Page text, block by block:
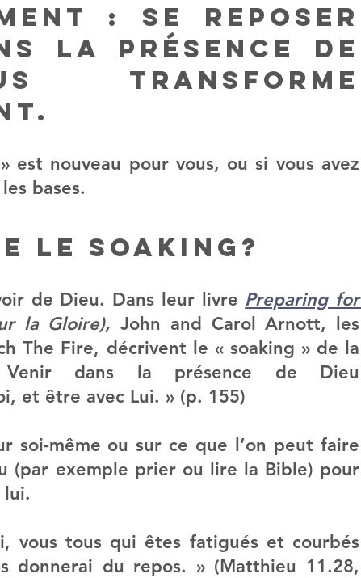
: Se reposer
la présence de
transforme
est nouveau pour vous, ou si vous avez
bases.
le Soaking?
de Dieu. Dans leur livre Preparing for
la Gloire), John and Carol Arnott, les
The Fire, décrivent le « soaking » de la
dans la présence de Dieu
et être avec Lui. » (p. 155)
soi-même ou sur ce que l’on peut faire
(par exemple prier ou lire la Bible) pour
lui.
vous tous qui êtes fatigués et courbés
donnerai du repos. » (Matthieu 11.28,